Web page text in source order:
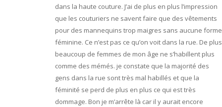
dans la haute couture. J’ai de plus en plus l’impression
que les couturiers ne savent faire que des vêtements
pour des mannequins trop maigres sans aucune forme
féminine. Ce n’est pas ce qu’on voit dans la rue. De
beaucoup de femmes de mon âge ne s’habillent plus
comme des mémés. je constate que la majorité des
gens dans la rue sont très mal habillés et que la
féminité se perd de plus en plus ce qui est très
dommage. Bon je m’arrête là car il y aurait encore